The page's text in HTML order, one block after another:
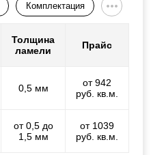
Комплектация
Толщина
ламели
Прайс
0,5 мм
от 942
руб. кв.м.
от 0,5 до
1,5 мм
от 1039
руб. кв.м.